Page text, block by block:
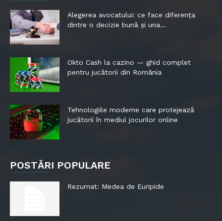
Alegerea avocatului: ce face diferența
dintre o decizie bună și una...
Okto Cash la cazino — ghid complet
pentru jucătorii din România
Tehnologiile moderne care protejează
jucătorii în mediul jocurilor online
POSTĂRI POPULARE
Rezumat: Medea de Euripide